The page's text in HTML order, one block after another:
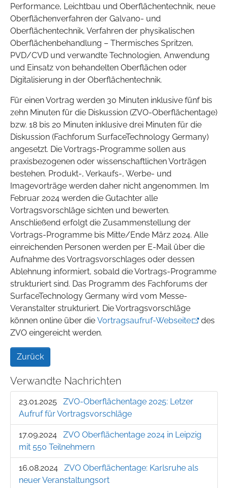
Performance, Leichtbau und Oberflächentechnik, neue
Oberflächenverfahren der Galvano- und
Oberflächentechnik, Verfahren der physikalischen
Oberflächenbehandlung – Thermisches Spritzen,
PVD/CVD und verwandte Technologien, Anwendung
und Einsatz von behandelten Oberflächen oder
Digitalisierung in der Oberflächentechnik.
Für einen Vortrag werden 30 Minuten inklusive fünf bis
zehn Minuten für die Diskussion (ZVO-Oberflächentage)
bzw. 18 bis 20 Minuten inklusive drei Minuten für die
Diskussion (Fachforum SurfaceTechnology Germany)
angesetzt. Die Vortrags-Programme sollen aus
praxisbezogenen oder wissenschaftlichen Vorträgen
bestehen. Produkt-, Verkaufs-, Werbe- und
Imagevorträge werden daher nicht angenommen. Im
Februar 2024 werden die Gutachter alle
Vortragsvorschläge sichten und bewerten.
Anschließend erfolgt die Zusammenstellung der
Vortrags-Programme bis Mitte/Ende März 2024. Alle
einreichenden Personen werden per E-Mail über die
Aufnahme des Vortragsvorschlages oder dessen
Ablehnung informiert, sobald die Vortrags-Programme
strukturiert sind. Das Programm des Fachforums der
SurfaceTechnology Germany wird vom Messe-
Veranstalter strukturiert. Die Vortragsvorschläge
können online über die Vortragsaufruf-Webseite
des
ZVO eingereicht werden.
Zurück
Verwandte Nachrichten
23.01.2025
ZVO-Oberflächentage 2025: Letzer
Aufruf für Vortragsvorschläge
17.09.2024
ZVO Oberflächentage 2024 in Leipzig
mit 550 Teilnehmern
16.08.2024
ZVO Oberflächentage: Karlsruhe als
neuer Veranstaltungsort